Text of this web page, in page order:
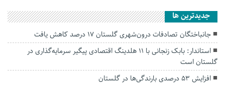
جديدترين ها
جانباختگان تصادفات درون‌شهری گلستان ۱۷ درصد کاهش یافت
استاندار: بابک زنجانی با ۱۱ هلدینگ اقتصادی پیگیر سرمایه‌گذاری در
گلستان است
افزایش ۵۳ درصدی بارندگی‌ها در گلستان